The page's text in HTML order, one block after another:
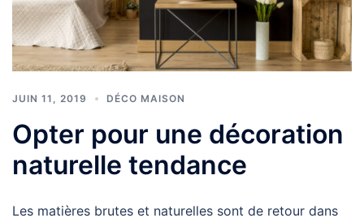
JUIN 11, 2019 DÉCO MAISON
Opter pour une décoration
naturelle tendance
Les matières brutes et naturelles sont de retour dans